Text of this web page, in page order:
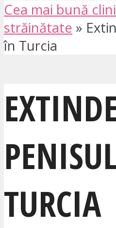
Cea mai bună
străinătate »
în Turcia
TURCIA